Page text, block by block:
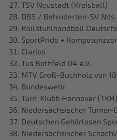
TSV Neustadt (Kreisball)
DBS / Behinderten-SV
Rollstuhlhandball
SportPride +
Clarios
Tus Bothfeld 04 e.V.
MTV Groß-Buchholz von
Bundeswehr
Turn-Klubb Hannover
Niedersächsischer Turner-
Deutschen Gehörlosen
Niedersächsischer